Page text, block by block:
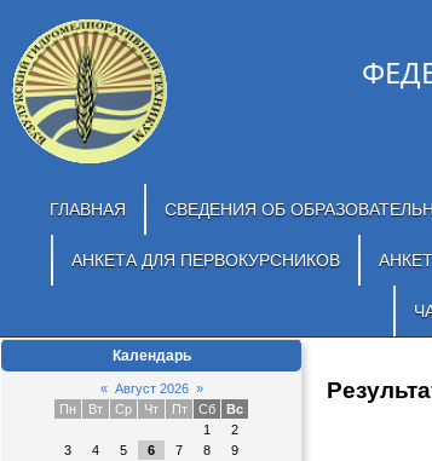
ГЛАВНАЯ СВЕДЕНИЯ ОБ
АНКЕТА ДЛЯ ПЕРВОКУРСНИКОВ
Календарь
« Август 2026 »
Пн
Вт Ср Чт Пт Сб
Вс
1
2
3
4 5 6 7 8
9